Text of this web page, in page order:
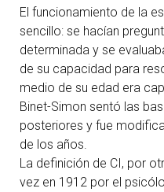
El funcionamiento de la
sencillo: se hacían
determinada y se
de su capacidad para
medio de su edad era
Binet-Simon sentó las
posteriores y fue
de los años.
La definición de CI, por
vez en 1912 por el